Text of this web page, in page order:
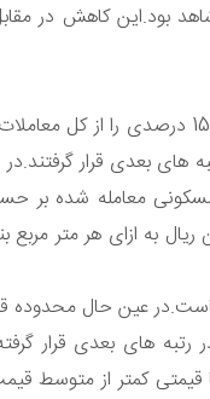
سال گذشته، کاهشی برابر با 4.8 درصد را
بررسی ها نشان می دهد در مرداد ماه سال جاری
مسکونی معامله شده بر
ریال به ترتیب به سهم های 11.3 و 10.1 درصد